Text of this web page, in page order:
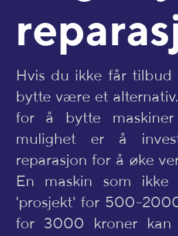
Hvis du ikke får
bytte være et
for å bytte
mulighet er å
reparasjon for å øke
En maskin som ikke
'prosjekt' for 500-
for 3000 kroner kan